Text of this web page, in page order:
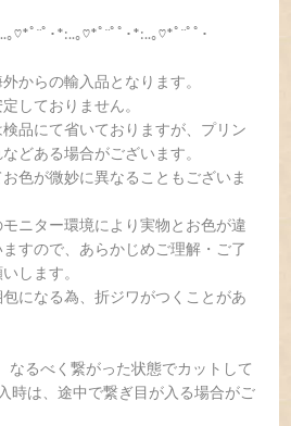
♡*ﾟ¨ﾟ･*:..｡♡*ﾟ¨ﾟﾟ･*:..｡♡*ﾟ¨ﾟﾟ･
からの輸入品となります。
しておりません。
品にて省いておりますが、プリン
どある場合がございます。
色が微妙に異なることもございま
ニター環境により実物とお色が違
すので、あらかじめご理解・ご了
します。
になる為、折ジワがつくことがあ
なるべく繋がった状態でカットして
時は、途中で繋ぎ目が入る場合がご